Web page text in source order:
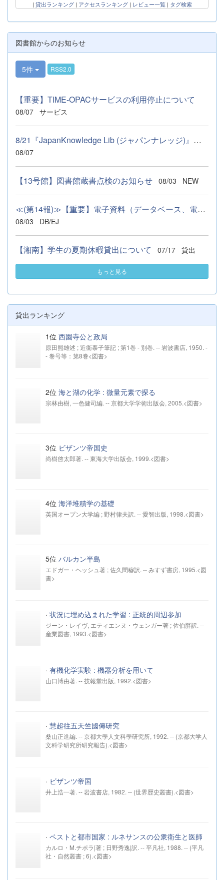
| 貸出ランキング| アクセスランキング| レビュー一覧| タグ検索
図書館からのお知らせ
5件 RSS2.0
【重要】TIME-OPACサービスの利用停止について
08/07 サービス
8/21『JapanKnowledge Lib (ジャパンナレッジ)』サービス一時停止...
08/07
【13号館】図書館蔵書点検のお知らせ 08/03 NEW
≪(第14報)≫【重要】電子資料（データベース、電子ジャーナル、電...
08/03 DB/EJ
【湘南】学生の夏期休暇貸出について 07/17 貸出
もっと見る
貸出ランキング
1位 西園寺公と政局
原田熊雄述 ; 近衛泰子筆記 ; 第1巻 - 別巻. -- 岩波書店, 1950. -
- 巻号等：第8巻<図書>
2位 海と湖の化学 : 微量元素で探る
宗林由樹, 一色健司編. -- 京都大学学術出版会, 2005.<図書>
3位 ビザンツ帝国史
尚樹啓太郎著. -- 東海大学出版会, 1999.<図書>
4位 海洋堆積学の基礎
英国オープン大学編 ; 野村律夫訳. -- 愛智出版, 1998.<図書>
5位 バルカン半島
エドガー・ヘッシュ著 ; 佐久間穆訳. -- みすず書房, 1995.<図
書>
· 状況に埋め込まれた学習 : 正統的周辺参加
ジーン・レイヴ, エティエンヌ・ウェンガー著 ; 佐伯胖訳. --
産業図書, 1993.<図書>
· 有機化学実験 : 機器分析を用いて
山口博由著. -- 技報堂出版, 1992.<図書>
· 慧超往五天竺國傳研究
桑山正進編. -- 京都大學人文科學研究所, 1992. -- (京都大学人
文科学研究所研究報告).<図書>
· ビザンツ帝国
井上浩一著. -- 岩波書店, 1982. -- (世界歴史叢書).<図書>
· ペストと都市国家 : ルネサンスの公衆衛生と医師
カルロ・M.チポラ|著 ; 日野秀逸|訳. -- 平凡社, 1988. -- (平凡
社・自然叢書 ; 6).<図書>